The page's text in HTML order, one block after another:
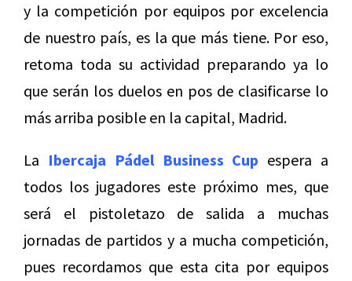
y la competición por equipos por excelencia
de nuestro país, es la que más tiene. Por eso,
retoma toda su actividad preparando ya lo
que serán los duelos en pos de clasificarse lo
más arriba posible en la capital, Madrid.
La Ibercaja Pádel Business Cup espera a
todos los jugadores este próximo mes, que
será el pistoletazo de salida a muchas
jornadas de partidos y a mucha competición,
pues recordamos que esta cita por equipos